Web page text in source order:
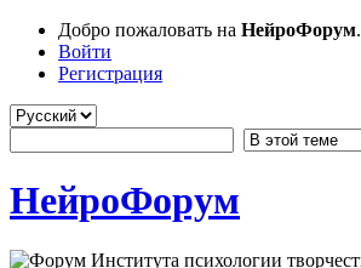
Добро пожаловать на НейроФорум.
Войти
Регистрация
НейроФорум